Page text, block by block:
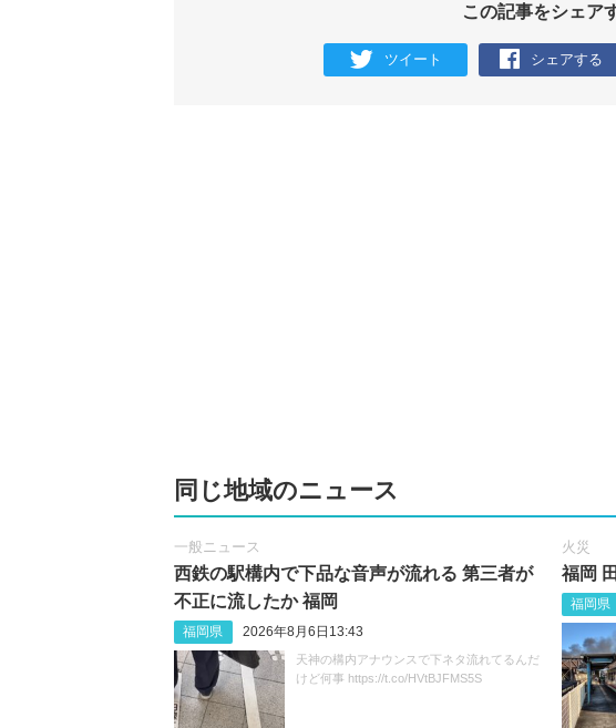
この記事をシェア
ツイート シェアする
同じ地域のニュース
一般ニュース
西鉄の駅構内で下品な音声が流れる 第三者が
不正に流したか 福岡
福岡県 2026年8月6日13:43
天神の構内アナウンスで下ネタ流れてるんだ
けど何事 https://t.co/HVtBJFMS5S
火災
福岡
福岡県